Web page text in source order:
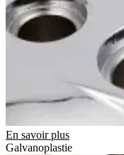
En savoir plus
Galvanoplastie